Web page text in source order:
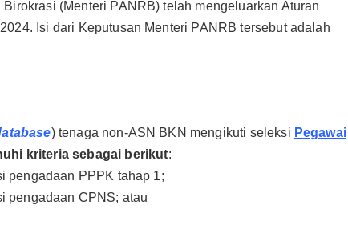
(Menteri PANRB) telah mengeluarkan Aturan
Isi dari Keputusan Menteri PANRB tersebut adalah
) tenaga non-ASN BKN mengikuti seleksi Pegawai
kriteria sebagai berikut:
pengadaan PPPK tahap 1;
pengadaan CPNS; atau